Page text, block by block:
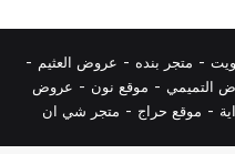
- متجر بنده - عروض العثيم -
التميمي - موقع نون - عروض
- موقع حراج - متجر شي ان